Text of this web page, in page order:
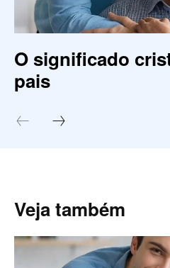
O significado
pais
Veja também